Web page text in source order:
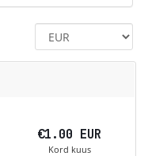
€1.00 EUR
Kord kuus